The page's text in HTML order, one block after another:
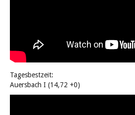
Tagesbestzeit:
Auersbach I (14,72 +0)